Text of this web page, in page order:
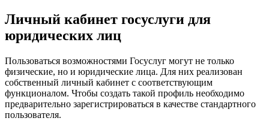
Личный кабинет госуслуги для
юридических лиц
Пользоваться возможностями Госуслуг могут не только
физические, но и юридические лица. Для них реализован
собственный личный кабинет с соответствующим
функционалом. Чтобы создать такой профиль необходимо
предварительно зарегистрироваться в качестве стандартного
пользователя.